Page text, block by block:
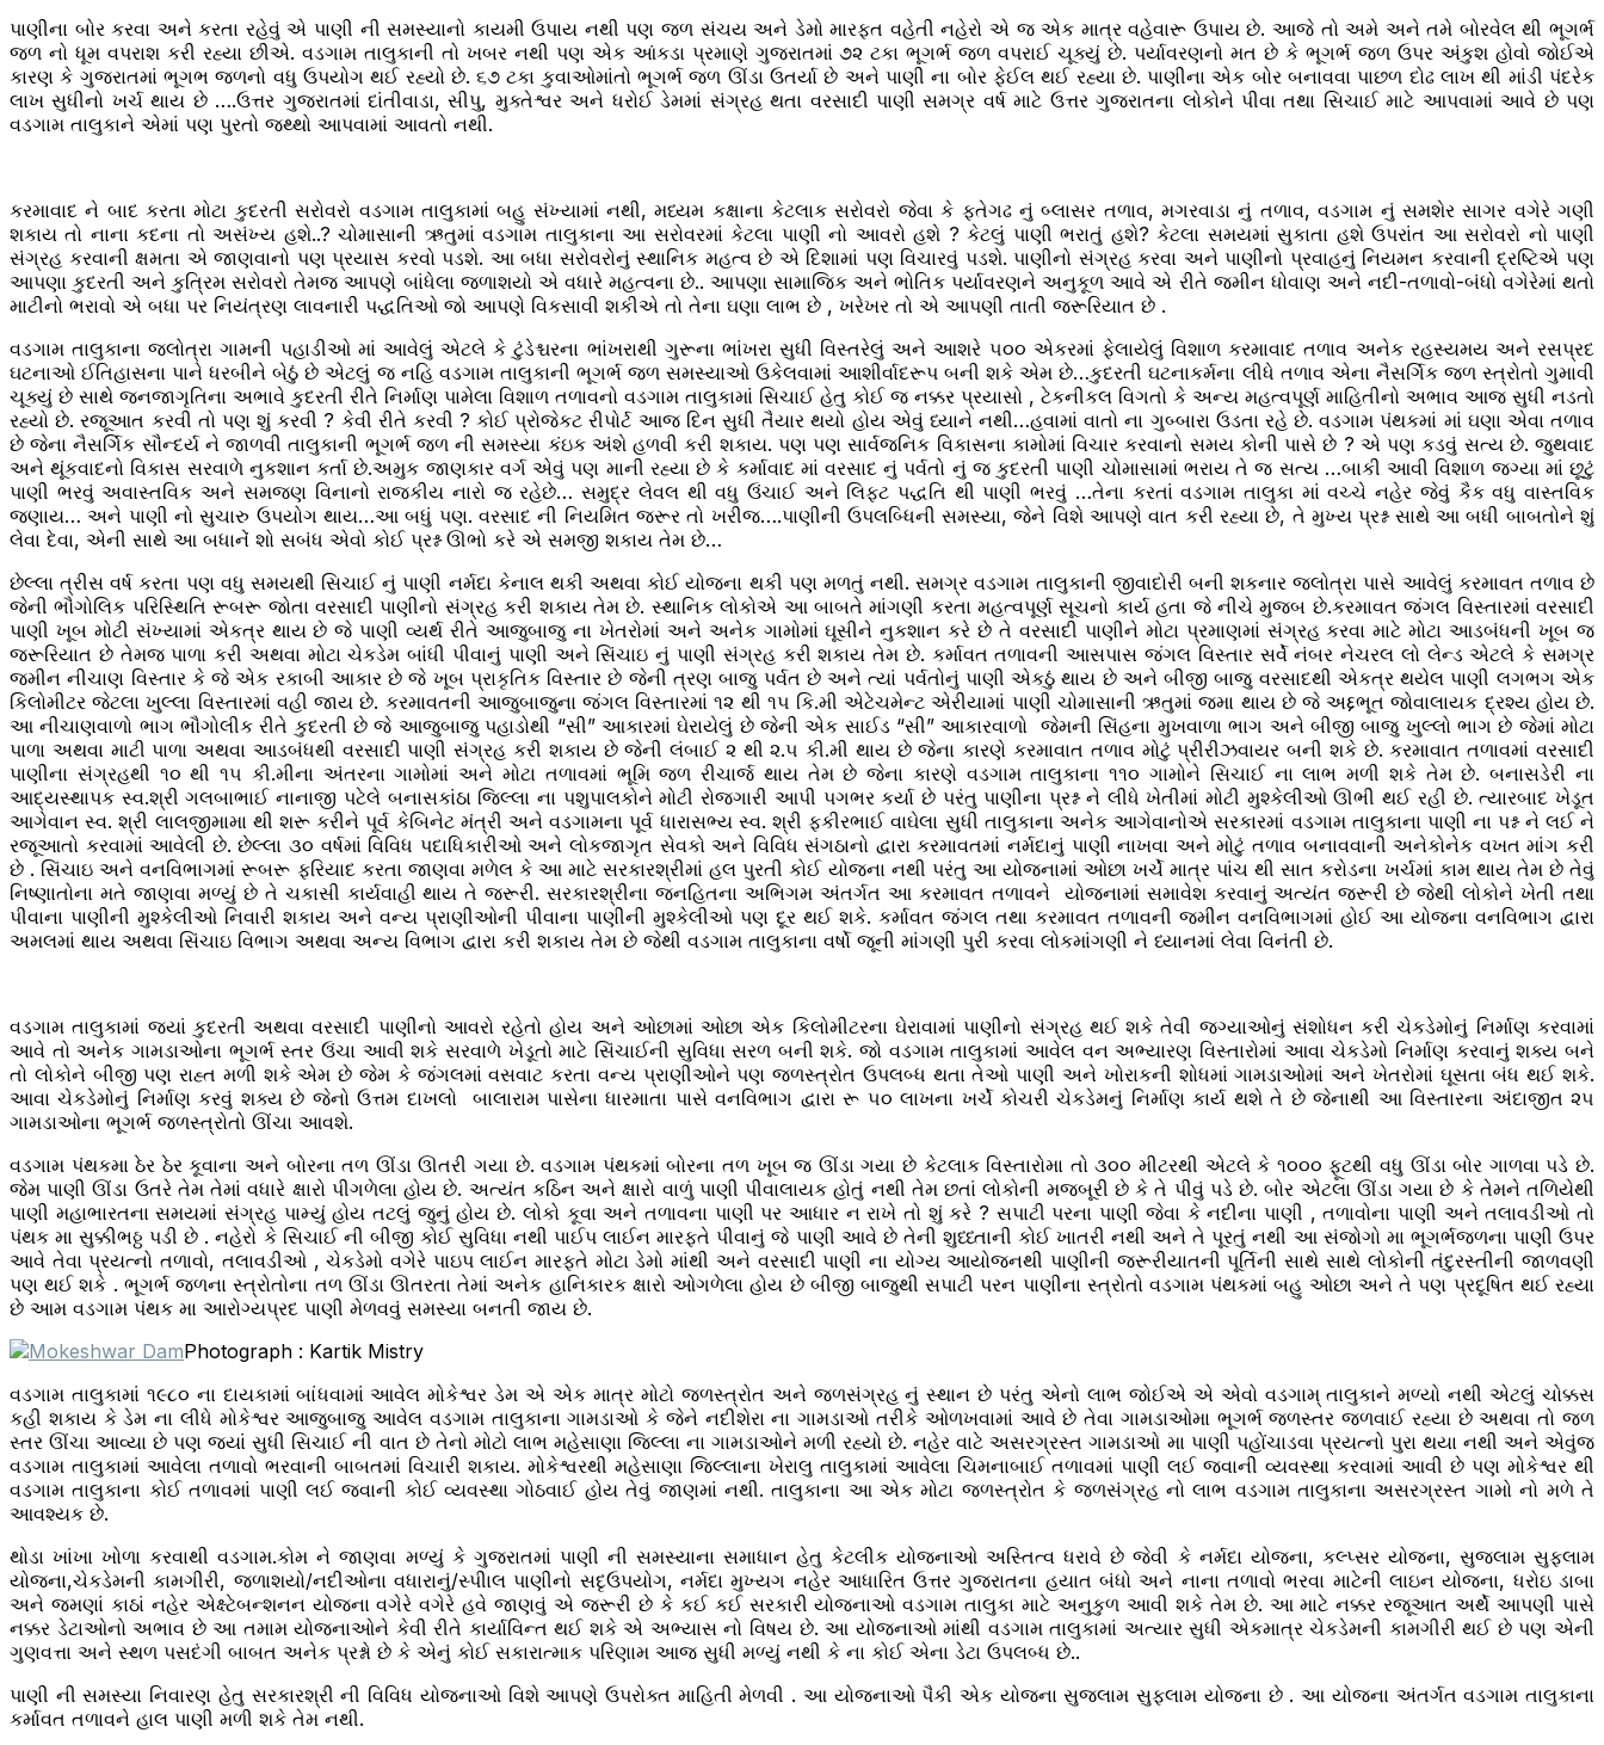
પાણીના બોર કરવા અને કરતા રહેવું એ પાણી ની સમસ્યાનો કાયમી ઉપાય નથી પણ જળ સંચય અને ડેમો મારફત વહેતી નહેરો એ જ એક માત્ર વહેવારૂ ઉપાય છે. આજે તો અમે અને તમે બોરવેલ થી ભૂગર્ભ
જળ નો ધૂમ વપરાશ કરી રહ્યા છીએ. વડગામ તાલુકાની તો ખબર નથી પણ એક આંકડા પ્રમાણે ગુજરાતમાં ૭૨ ટકા ભૂગર્ભ જળ વપરાઈ ચૂક્યું છે. પર્યાવરણનો મત છે કે ભૂગર્ભ જળ ઉપર અંકુશ હોવો જોઈએ
કારણ કે ગુજરાતમાં ભૂગભ જળનો વધુ ઉપયોગ થઈ રહ્યો છે. ૬૭ ટકા કુવાઓમાંતો ભૂગર્ભ જળ ઊંડા ઉતર્યા છે અને પાણી ના બોર ફેઈલ થઈ રહ્યા છે. પાણીના એક બોર બનાવવા પાછળ દોઢ લાખ થી માંડી પંદરેક
લાખ સુધીનો ખર્ચ થાય છે ….ઉત્તર ગુજરાતમાં દાંતીવાડા, સીપુ, મુક્તેશ્વર અને ધરોઈ ડેમમાં સંગ્રહ થતા વરસાદી પાણી સમગ્ર વર્ષ માટે ઉત્તર ગુજરાતના લોકોને પીવા તથા સિચાઈ માટે આપવામાં આવે છે પણ
વડગામ તાલુકાને એમાં પણ પુરતો જથ્થો આપવામાં આવતો નથી.
કરમાવાદ ને બાદ કરતા મોટા કુદરતી સરોવરો વડગામ તાલુકામાં બહુ સંખ્યામાં નથી, મધ્યમ કક્ષાના કેટલાક સરોવરો જેવા કે ફતેગઢ નું બ્લાસર તળાવ, મગરવાડા નું તળાવ, વડગામ નું સમશેર સાગર વગેરે ગણી
શકાય તો નાના કદના તો અસંખ્ય હશે..? ચોમાસાની ઋતુમાં વડગામ તાલુકાના આ સરોવરમાં કેટલા પાણી નો આવરો હશે ? કેટલું પાણી ભરાતું હશે? કેટલા સમયમાં સુકાતા હશે ઉપરાંત આ સરોવરો નો પાણી
સંગ્રહ કરવાની ક્ષમતા એ જાણવાનો પણ પ્રયાસ કરવો પડશે. આ બધા સરોવરોનું સ્થાનિક મહત્વ છે એ દિશામાં પણ વિચારવું પડશે. પાણીનો સંગ્રહ કરવા અને પાણીનો પ્રવાહનું નિયમન કરવાની દ્રષ્ટિએ પણ
આપણા કુદરતી અને કુત્રિમ સરોવરો તેમજ આપણે બાંધેલા જળાશયો એ વધારે મહત્વના છે.. આપણા સામાજિક અને ભોતિક પર્યાવરણને અનુકૂળ આવે એ રીતે જમીન ધોવાણ અને નદી-તળાવો-બંધો વગેરેમાં થતો
માટીનો ભરાવો એ બધા પર નિયંત્રણ લાવનારી પદ્ધતિઓ જો આપણે વિકસાવી શકીએ તો તેના ઘણા લાભ છે , ખરેખર તો એ આપણી તાતી જરૂરિયાત છે .
વડગામ તાલુકાના જલોત્રા ગામની પહાડીઓ માં આવેલું એટલે કે ટુંડેશ્ચરના ભાંખરાથી ગુરૂના ભાંખરા સુધી વિસ્તરેલું અને આશરે ૫૦૦ એકરમાં ફેલાયેલું વિશાળ કરમાવાદ તળાવ અનેક રહસ્યમય અને રસપ્રદ
ઘટનાઓ ઈતિહાસના પાને ધરબીને બેઠું છે એટલું જ નહિ વડગામ તાલુકાની ભૂગર્ભ જળ સમસ્યાઓ ઉકેલવામાં આશીર્વાદરૂપ બની શકે એમ છે…કુદરતી ઘટનાકર્મના લીધે તળાવ એના નૈસર્ગિક જળ સ્ત્રોતો ગુમાવી
ચૂક્યું છે સાથે જનજાગૃતિના અભાવે કુદરતી રીતે નિર્માણ પામેલા વિશાળ તળાવનો વડગામ તાલુકામાં સિચાઈ હેતુ કોઈ જ નક્કર પ્રયાસો , ટેકનીકલ વિગતો કે અન્ય મહત્વપૂર્ણ માહિતીનો અભાવ આજ સુધી નડતો
રહ્યો છે. રજૂઆત કરવી તો પણ શું કરવી ? કેવી રીતે કરવી ? કોઈ પ્રોજેકટ રીપોર્ટ આજ દિન સુધી તૈયાર થયો હોય એવું ધ્યાને નથી…હવામાં વાતો ના ગુબ્બારા ઉડતા રહે છે. વડગામ પંથકમાં માં ઘણા એવા તળાવ
છે જેના નૈસર્ગિક સૌન્દર્ય ને જાળવી તાલુકાની ભૂગર્ભ જળ ની સમસ્યા કંઇક અંશે હળવી કરી શકાય. પણ પણ સાર્વજનિક વિકાસના કામોમાં વિચાર કરવાનો સમય કોની પાસે છે ? એ પણ કડવું સત્ય છે. જુથવાદ
અને થૂંકવાદનો વિકાસ સરવાળે નુકશાન કર્તા છે.અમુક જાણકાર વર્ગ એવું પણ માની રહ્યા છે કે કર્માવાદ માં વરસાદ નું પર્વતો નું જ કુદરતી પાણી ચોમાસામાં ભરાય તે જ સત્ય …બાકી આવી વિશાળ જગ્યા માં છૂટું
પાણી ભરવું અવાસ્તવિક અને સમજણ વિનાનો રાજકીય નારો જ રહેછે… સમુદ્ર લેવલ થી વધુ ઉંચાઈ અને લિફ્ટ પદ્ધતિ થી પાણી ભરવું …તેના કરતાં વડગામ તાલુકા માં વચ્ચે નહેર જેવું કૈક વધુ વાસ્તવિક
જણાય… અને પાણી નો સુચારુ ઉપયોગ થાય…આ બધું પણ. વરસાદ ની નિયમિત જરૂર તો ખરીજ….પાણીની ઉપલબ્ધિની સમસ્યા, જેને વિશે આપણે વાત કરી રહ્યા છે, તે મુખ્ય પ્રશ્ન સાથે આ બધી બાબતોને શું
લેવા દેવા, એની સાથે આ બધાનેં શો સબંધ એવો કોઈ પ્રશ્ન ઊભો કરે એ સમજી શકાય તેમ છે…
છેલ્લા ત્રીસ વર્ષ કરતા પણ વધુ સમયથી સિચાઈ નું પાણી નર્મદા કેનાલ થકી અથવા કોઈ યોજના થકી પણ મળતું નથી. સમગ્ર વડગામ તાલુકાની જીવાદોરી બની શકનાર જલોત્રા પાસે આવેલું કરમાવત તળાવ છે
જેની ભૌગોલિક પરિસ્થિતિ રૂબરૂ જોતા વરસાદી પાણીનો સંગ્રહ કરી શકાય તેમ છે. સ્થાનિક લોકોએ આ બાબતે માંગણી કરતા મહત્વપૂર્ણ સૂચનો કાર્ય હતા જે નીચે મુજબ છે.કરમાવત જંગલ વિસ્તારમાં વરસાદી
પાણી ખૂબ મોટી સંખ્યામાં એકત્ર થાય છે જે પાણી વ્યર્થ રીતે આજુબાજુ ના ખેતરોમાં અને અનેક ગામોમાં ઘૂસીને નુકશાન કરે છે તે વરસાદી પાણીને મોટા પ્રમાણમાં સંગ્રહ કરવા માટે મોટા આડબંધની ખૂબ જ
જરૂરિયાત છે તેમજ પાળા કરી અથવા મોટા ચેકડેમ બાંધી પીવાનું પાણી અને સિંચાઇ નું પાણી સંગ્રહ કરી શકાય તેમ છે. કર્માવત તળાવની આસપાસ જંગલ વિસ્તાર સર્વે નંબર નેચરલ લો લેન્ડ એટલે કે સમગ્ર
જમીન નીચાણ વિસ્તાર કે જે એક રકાબી આકાર છે જે ખૂબ પ્રાકૃતિક વિસ્તાર છે જેની ત્રણ બાજુ પર્વત છે અને ત્યાં પર્વતોનું પાણી એકઠું થાય છે અને બીજી બાજુ વરસાદથી એકત્ર થયેલ પાણી લગભગ એક
કિલોમીટર જેટલા ખુલ્લા વિસ્તારમાં વહી જાય છે. કરમાવતની આજુબાજુના જંગલ વિસ્તારમાં ૧૨ થી ૧૫ કિ.મી એટેચમેન્ટ એરીયામાં પાણી ચોમાસાની ઋતુમાં જમા થાય છે જે અદ્દભૂત જોવાલાયક દ્રશ્ય હોય છે.
આ નીચાણવાળો ભાગ ભૌગોલીક રીતે કુદરતી છે જે આજુબાજુ પહાડોથી “સી” આકારમાં ઘેરાયેલું છે જેની એક સાઈડ “સી” આકારવાળો જેમની સિંહના મુખવાળા ભાગ અને બીજી બાજુ ખુલ્લો ભાગ છે જેમાં મોટા
પાળા અથવા માટી પાળા અથવા આડબંધથી વરસાદી પાણી સંગ્રહ કરી શકાય છે જેની લંબાઈ ૨ થી ૨.૫ કી.મી થાય છે જેના કારણે કરમાવાત તળાવ મોટું પ્રીરીઝવાયર બની શકે છે. કરમાવાત તળાવમાં વરસાદી
પાણીના સંગ્રહથી ૧૦ થી ૧૫ કી.મીના અંતરના ગામોમાં અને મોટા તળાવમાં ભૂમિ જળ રીચાર્જ થાય તેમ છે જેના કારણે વડગામ તાલુકાના ૧૧૦ ગામોને સિચાઈ ના લાભ મળી શકે તેમ છે. બનાસડેરી ના
આદ્યસ્થાપક સ્વ.શ્રી ગલબાભાઈ નાનાજી પટેલે બનાસકાંઠા જિલ્લા ના પશુપાલકોને મોટી રોજગારી આપી પગભર કર્યા છે પરંતુ પાણીના પ્રશ્ન ને લીધે ખેતીમાં મોટી મુશ્કેલીઓ ઊભી થઈ રહી છે. ત્યારબાદ ખેડૂત
આગેવાન સ્વ. શ્રી લાલજીમામા થી શરૂ કરીને પૂર્વ કેબિનેટ મંત્રી અને વડગામના પૂર્વ ધારાસભ્ય સ્વ. શ્રી ફકીરભાઈ વાઘેલા સુધી તાલુકાના અનેક આગેવાનોએ સરકારમાં વડગામ તાલુકાના પાણી ના પશ્ન ને લઈ ને
રજૂઆતો કરવામાં આવેલી છે. છેલ્લા ૩૦ વર્ષમાં વિવિધ પદાધિકારીઓ અને લોકજાગૃત સેવકો અને વિવિધ સંગઠાનો દ્વારા કરમાવતમાં નર્મદાનું પાણી નાખવા અને મોટું તળાવ બનાવવાની અનેકોનેક વખત માંગ કરી
છે . સિંચાઇ અને વનવિભાગમાં રૂબરૂ ફરિયાદ કરતા જાણવા મળેલ કે આ માટે સરકારશ્રીમાં હલ પુરતી કોઈ યોજના નથી પરંતુ આ યોજનામાં ઓછા ખર્ચે માત્ર પાંચ થી સાત કરોડના ખર્ચમાં કામ થાય તેમ છે તેવું
નિષ્ણાતોના મતે જાણવા મળ્યું છે તે ચકાસી કાર્યવાહી થાય તે જરૂરી. સરકારશ્રીના જનહિતના અભિગમ અંતર્ગત આ કરમાવત તળાવને યોજનામાં સમાવેશ કરવાનું અત્યંત જરૂરી છે જેથી લોકોને ખેતી તથા
પીવાના પાણીની મુશ્કેલીઓ નિવારી શકાય અને વન્ય પ્રાણીઓની પીવાના પાણીની મુશ્કેલીઓ પણ દૂર થઈ શકે. કર્માવત જંગલ તથા કરમાવત તળાવની જમીન વનવિભાગમાં હોઈ આ યોજના વનવિભાગ દ્વારા
અમલમાં થાય અથવા સિંચાઇ વિભાગ અથવા અન્ય વિભાગ દ્વારા કરી શકાય તેમ છે જેથી વડગામ તાલુકાના વર્ષો જૂની માંગણી પુરી કરવા લોકમાંગણી ને ધ્યાનમાં લેવા વિનંતી છે.
વડગામ તાલુકામાં જ્યાં કુદરતી અથવા વરસાદી પાણીનો આવરો રહેતો હોય અને ઓછામાં ઓછા એક કિલોમીટરના ઘેરાવામાં પાણીનો સંગ્રહ થઈ શકે તેવી જગ્યાઓનું સંશોધન કરી ચેકડેમોનું નિર્માણ કરવામાં
આવે તો અનેક ગામડાઓના ભૂગર્ભ સ્તર ઉંચા આવી શકે સરવાળે ખેડૂતો માટે સિંચાઈની સુવિધા સરળ બની શકે. જો વડગામ તાલુકામાં આવેલ વન અભ્યારણ વિસ્તારોમાં આવા ચેકડેમો નિર્માણ કરવાનું શક્ય બને
તો લોકોને બીજી પણ રાહ્ત મળી શકે એમ છે જેમ કે જંગલમાં વસવાટ કરતા વન્ય પ્રાણીઓને પણ જળસ્ત્રોત ઉપલબ્ધ થતા તેઓ પાણી અને ખોરાકની શોધમાં ગામડાઓમાં અને ખેતરોમાં ઘૂસતા બંધ થઈ શકે.
આવા ચેકડેમોનું નિર્માણ કરવું શક્ય છે જેનો ઉત્તમ દાખલો બાલારામ પાસેના ધારમાતા પાસે વનવિભાગ દ્વારા રૂ ૫૦ લાખના ખર્ચે કોચરી ચેકડેમનું નિર્માણ કાર્ય થશે તે છે જેનાથી આ વિસ્તારના અંદાજીત ૨૫
ગામડાઓના ભૂગર્ભ જળસ્ત્રોતો ઊંચા આવશે.
વડગામ પંથકમા ઠેર ઠેર કૂવાના અને બોરના તળ ઊંડા ઊતરી ગયા છે. વડગામ પંથકમાં બોરના તળ ખૂબ જ ઊંડા ગયા છે કેટલાક વિસ્તારોમા તો ૩૦૦ મીટરથી એટલે કે ૧૦૦૦ ફૂટથી વધુ ઊંડા બોર ગાળવા પડે છે.
જેમ પાણી ઊંડા ઉતરે તેમ તેમાં વધારે ક્ષારો પીગળેલા હોય છે. અત્યંત કઠિન અને ક્ષારો વાળું પાણી પીવાલાયક હોતું નથી તેમ છતાં લોકોની મજબૂરી છે કે તે પીવું પડે છે. બોર એટલા ઊંડા ગયા છે કે તેમને તળિયેથી
પાણી મહાભારતના સમયમાં સંગ્રહ પામ્યું હોય તટલું જુનું હોય છે. લોકો કૂવા અને તળાવના પાણી પર આધાર ન રાખે તો શું કરે ? સપાટી પરના પાણી જેવા કે નદીના પાણી , તળાવોના પાણી અને તલાવડીઓ તો
પંથક મા સુક્કીભઠ્ઠ પડી છે . નહેરો કે સિચાઈ ની બીજી કોઈ સુવિધા નથી પાઈપ લાઈન મારફતે પીવાનું જે પાણી આવે છે તેની શુધ્ધ્તાની કોઈ ખાતરી નથી અને તે પૂરતું નથી આ સંજોગો મા ભૂગર્ભજળના પાણી ઉપર
આવે તેવા પ્રયત્નો તળાવો, તલાવડીઓ , ચેકડેમો વગેરે પાઇપ લાઈન મારફતે મોટા ડેમો માંથી અને વરસાદી પાણી ના યોગ્ય આયોજનથી પાણીની જરૂરીયાતની પૂર્તિની સાથે સાથે લોકોની તંદુરસ્તીની જાળવણી
પણ થઈ શકે . ભૂગર્ભ જળના સ્ત્રોતોના તળ ઊંડા ઊતરતા તેમાં અનેક હાનિકારક ક્ષારો ઓગળેલા હોય છે બીજી બાજુથી સપાટી પરન પાણીના સ્ત્રોતો વડગામ પંથકમાં બહુ ઓછા અને તે પણ પ્રદૂષિત થઈ રહ્યા
છે આમ વડગામ પંથક મા આરોગ્યપ્રદ પાણી મેળવવું સમસ્યા બનતી જાય છે.
Photograph : Kartik Mistry
વડગામ તાલુકામાં ૧૯૮૦ ના દાયકામાં બાંધવામાં આવેલ મોકેશ્વર ડેમ એ એક માત્ર મોટો જળસ્ત્રોત અને જળસંગ્રહ નું સ્થાન છે પરંતુ એનો લાભ જોઈએ એ એવો વડગામ્ તાલુકાને મળ્યો નથી એટલું ચોક્કસ
કહી શકાય કે ડેમ ના લીધે મોકેશ્વર આજુબાજુ આવેલ વડગામ તાલુકાના ગામડાઓ કે જેને નદીશેરા ના ગામડાઓ તરીકે ઓળખવામાં આવે છે તેવા ગામડાઓમા ભૂગર્ભ જળસ્તર જળવાઈ રહ્યા છે અથવા તો જળ
સ્તર ઊંચા આવ્યા છે પણ જ્યાં સુધી સિચાઈ ની વાત છે તેનો મોટો લાભ મહેસાણા જિલ્લા ના ગામડાઓને મળી રહ્યો છે. નહેર વાટે અસરગ્રસ્ત ગામડાઓ મા પાણી પહોંચાડવા પ્રયત્નો પુરા થયા નથી અને એવુંજ
વડગામ તાલુકામાં આવેલા તળાવો ભરવાની બાબતમાં વિચારી શકાય. મોકેશ્વરથી મહેસાણા જિલ્લાના ખેરાલુ તાલુકામાં આવેલા ચિમનાબાઈ તળાવમાં પાણી લઈ જવાની વ્યવસ્થા કરવામાં આવી છે પણ મોકેશ્વર થી
વડગામ તાલુકાના કોઈ તળાવમાં પાણી લઈ જવાની કોઈ વ્યવસ્થા ગોઠવાઈ હોય તેવું જાણમાં નથી. તાલુકાના આ એક મોટા જળસ્ત્રોત કે જળસંગ્રહ નો લાભ વડગામ તાલુકાના અસરગ્રસ્ત ગામો નો મળે તે
આવશ્યક છે.
થોડા ખાંખા ખોળા કરવાથી વડગામ.કોમ ને જાણવા મળ્યું કે ગુજરાતમાં પાણી ની સમસ્યાના સમાધાન હેતુ કેટલીક યોજનાઓ અસ્તિત્વ ધરાવે છે જેવી કે નર્મદા યોજના, કલ્પ્સર યોજના, સુજલામ સુફલામ
યોજના,ચેકડેમની કામગીરી, જળાશયો/નદીઓના વધારાનું/સ્પીાલ પાણીનો સદૃઉપયોગ, નર્મદા મુખ્યગ નહેર આધારિત ઉત્તર ગુજરાતના હયાત બંધો અને નાના તળાવો ભરવા માટેની લાઇન યોજના, ધરોઇ ડાબા
અને જમણાં કાઠાં નહેર એક્ષ્ટેબન્શનન યોજના વગેરે વગેરે હવે જાણવું એ જરૂરી છે કે કઈ કઈ સરકારી યોજનાઓ વડગામ તાલુકા માટે અનુકુળ આવી શકે તેમ છે. આ માટે નક્કર રજૂઆત અર્થે આપણી પાસે
નક્કર ડેટાઓનો અભાવ છે આ તમામ યોજનાઓને કેવી રીતે કાર્યાવિન્ત થઈ શકે એ અભ્યાસ નો વિષય છે. આ યોજનાઓ માંથી વડગામ તાલુકામાં અત્યાર સુધી એકમાત્ર ચેકડેમની કામગીરી થઈ છે પણ એની
ગુણવત્તા અને સ્થળ પસદંગી બાબત અનેક પ્રશ્નો છે કે એનું કોઈ સકારાત્માક પરિણામ આજ સુધી મળ્યું નથી કે ના કોઈ એના ડેટા ઉપલબ્ધ છે..
પાણી ની સમસ્યા નિવારણ હેતુ સરકારશ્રી ની વિવિધ યોજનાઓ વિશે આપણે ઉપરોક્ત માહિતી મેળવી . આ યોજનાઓ પૈકી એક યોજના સુજલામ સુફલામ યોજના છે . આ યોજના અંતર્ગત વડગામ તાલુકાના
કર્માવત તળાવને હાલ પાણી મળી શકે તેમ નથી.